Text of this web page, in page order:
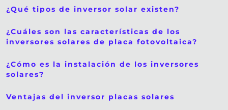
¿Qué tipos de inversor solar existen?
¿Cuáles son las características de los
inversores solares de placa fotovoltaica?
¿Cómo es la instalación de los inversores
solares?
Ventajas del inversor placas solares